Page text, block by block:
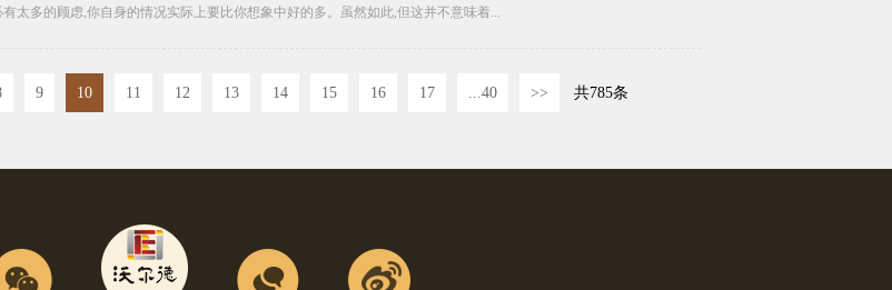
太多的顾虑,你自身的情况实际上要比你想象中好的多。虽然如此,但这并不意味着...
9 10 11 12 13 14 15 16 17 ...40 >> 共785条